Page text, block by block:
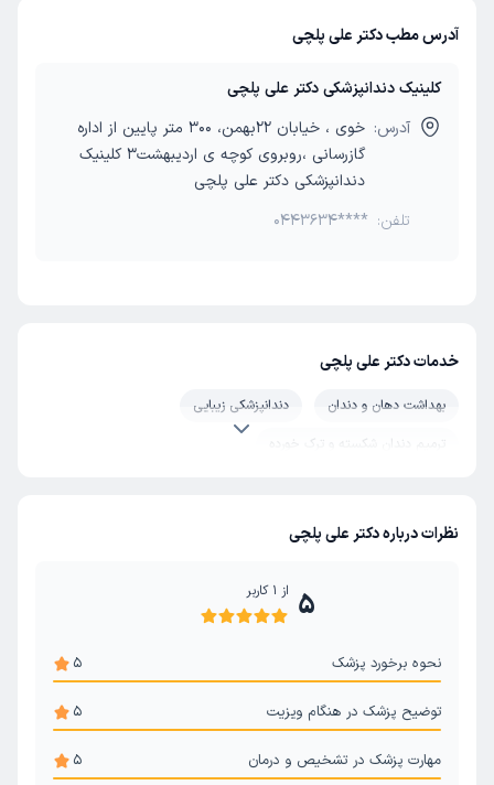
آدرس مطب دکتر علی پلچی
کلینیک دندانپزشکی دکتر علی پلچی
آدرس:
خوی ، خیابان 22بهمن، 300 متر پایین از اداره
گازرسانی ،روبروی کوچه ی اردیبهشت3 کلینیک
دندانپزشکی دکتر علی پلچی
تلفن: 0443634****
خدمات دکتر علی پلچی
بهداشت دهان و دندان
دندانپزشکی زیبایی
ترمیم دندان شکسته و ترک خورده
نظرات درباره دکتر علی پلچی
5 از 1 کاربر
نحوه برخورد پزشک 5
توضیح پزشک در هنگام ویزیت 5
مهارت پزشک در تشخیص و درمان 5